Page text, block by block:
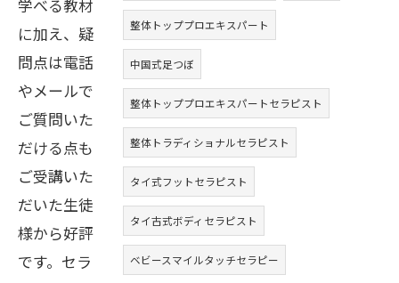
整体トッププロエキスパート
中国式足つぼ
整体トッププロエキスパートセラピスト
整体トラディショナルセラピスト
タイ式フットセラピスト
タイ古式ボディセラピスト
ベビースマイルタッチセラピー
学べる教材
に加え、疑
問点は電話
やメールで
ご質問いた
だける点も
ご受講いた
だいた生徒
様から好評
です。セラ